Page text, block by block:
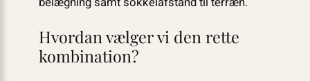
Hvordan vælger vi den rette
kombination?